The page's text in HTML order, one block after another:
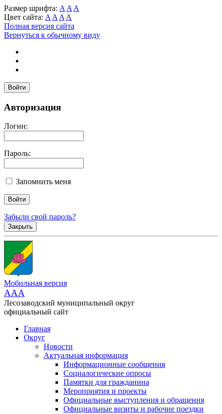
Размер шрифта: A A A
Цвет сайта: A A A A
Полная версия сайта
Вернуться к обычному виду
Войти
Авторизация
Логин:
Пароль:
Запомнить меня
Забыли свой пароль?
Закрыть
Мобильная версия
AAA
Лесозаводский муниципальный округ
официальный сайт
Главная
Округ
Новости
Актуальная информация
Информационные сообщения
Социалогические опросы
Памятки для гражданина
Мероприятия и проекты
Официальные выступления и обращения
Официальные визиты и рабочие поездки